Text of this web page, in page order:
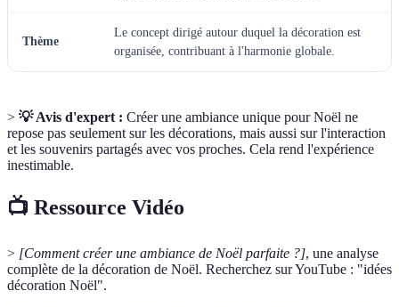
Thème
Le concept dirigé autour duquel la décoration est
organisée, contribuant à l'harmonie globale.
> 💡 Avis d'expert : Créer une ambiance unique pour Noël ne
repose pas seulement sur les décorations, mais aussi sur l'interaction
et les souvenirs partagés avec vos proches. Cela rend l'expérience
inestimable.
📺 Ressource Vidéo
> [Comment créer une ambiance de Noël parfaite ?], une analyse
complète de la décoration de Noël. Recherchez sur YouTube : "idées
décoration Noël".